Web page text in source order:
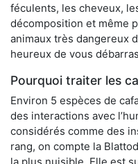
féculents, les cheveux,
décomposition et même
animaux très dangereux
heureux de vous
Pourquoi traiter les
Environ 5 espèces de
des interactions avec
considérés comme des
rang, on compte la